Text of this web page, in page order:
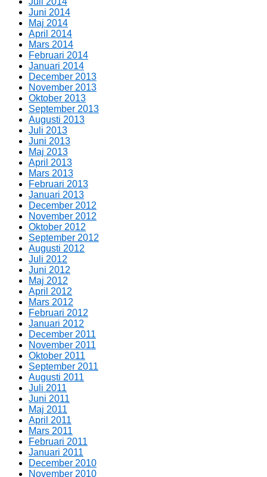
Juni 2014
Maj 2014
April 2014
Mars 2014
Februari 2014
Januari 2014
December 2013
November 2013
Oktober 2013
September 2013
Augusti 2013
Juli 2013
Juni 2013
Maj 2013
April 2013
Mars 2013
Februari 2013
Januari 2013
December 2012
November 2012
Oktober 2012
September 2012
Augusti 2012
Juli 2012
Juni 2012
Maj 2012
April 2012
Mars 2012
Februari 2012
Januari 2012
December 2011
November 2011
Oktober 2011
September 2011
Augusti 2011
Juli 2011
Juni 2011
Maj 2011
April 2011
Mars 2011
Februari 2011
Januari 2011
December 2010
November 2010